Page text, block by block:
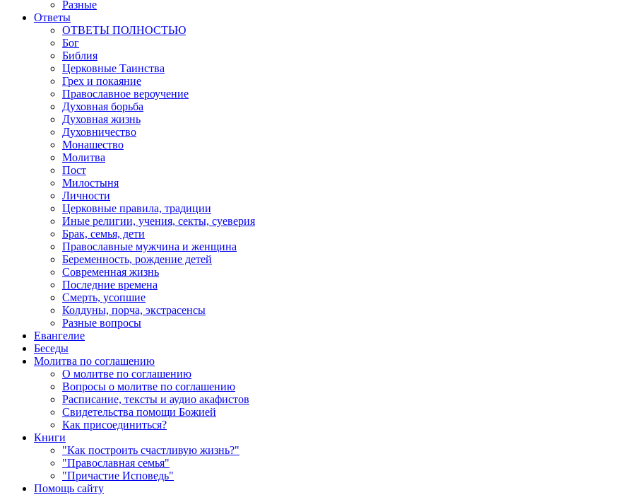
Разные
Ответы
ОТВЕТЫ ПОЛНОСТЬЮ
Бог
Библия
Церковные Таинства
Грех и покаяние
Православное вероучение
Духовная борьба
Духовная жизнь
Духовничество
Монашество
Молитва
Пост
Милостыня
Личности
Церковные правила, традиции
Иные религии, учения, секты, суеверия
Брак, семья, дети
Православные мужчина и женщина
Беременность, рождение детей
Современная жизнь
Последние времена
Смерть, усопшие
Колдуны, порча, экстрасенсы
Разные вопросы
Евангелие
Беседы
Молитва по соглашению
О молитве по соглашению
Вопросы о молитве по соглашению
Расписание, тексты и аудио акафистов
Свидетельства помощи Божией
Как присоединиться?
Книги
"Как построить счастливую жизнь?"
"Православная семья"
"Причастие Исповедь"
Помощь сайту